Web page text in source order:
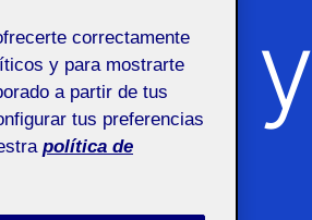
y
correctamente
y para mostrarte
a partir de tus
tus preferencias
política de